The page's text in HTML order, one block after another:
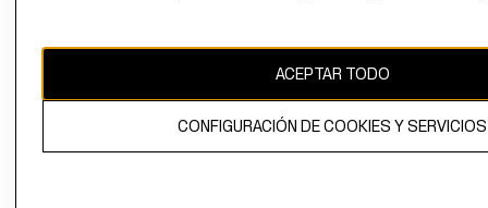
El contenido de esta página web está protegido por copyright y es
propiedad de H&M Hennes & Mauritz AB.
ACEPTAR TODO
CONFIGURACIÓN DE COOKIES Y SERVICIOS